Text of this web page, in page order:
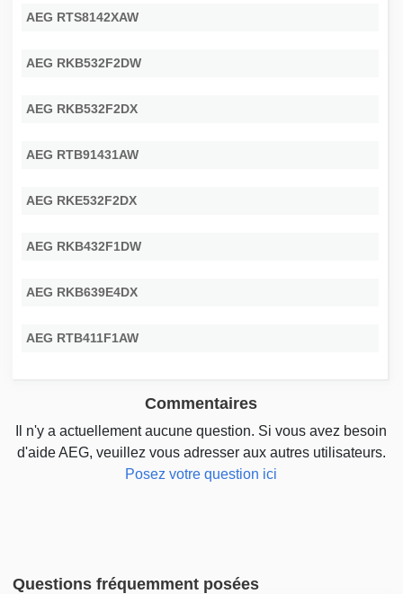
AEG RTS8142XAW
AEG RKB532F2DW
AEG RKB532F2DX
AEG RTB91431AW
AEG RKE532F2DX
AEG RKB432F1DW
AEG RKB639E4DX
AEG RTB411F1AW
Commentaires
Il n'y a actuellement aucune question. Si vous avez besoin
d'aide AEG, veuillez vous adresser aux autres utilisateurs.
Posez votre question ici
Questions fréquemment posées